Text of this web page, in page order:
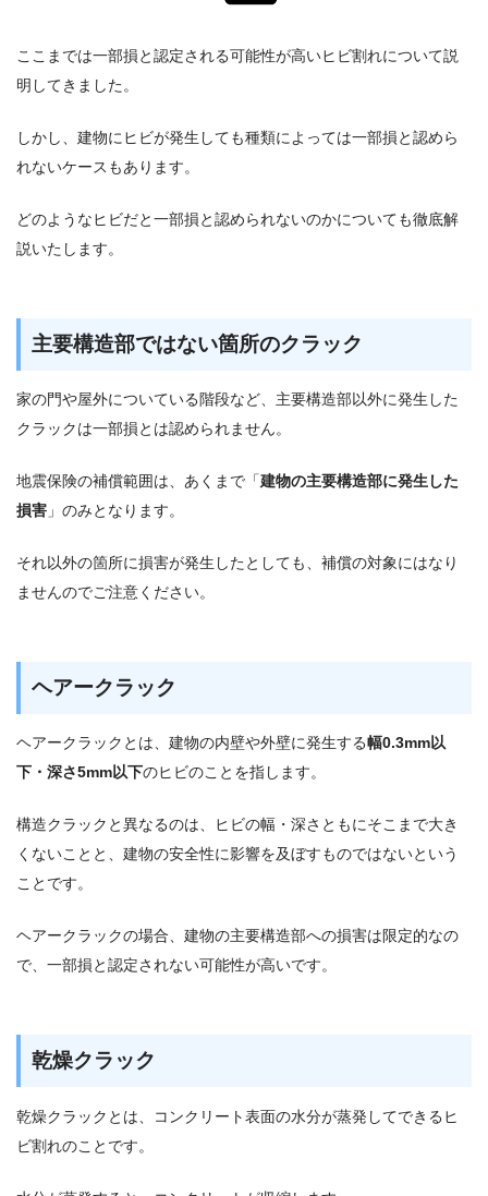
ここまでは一部損と認定される可能性が高いヒビ割れについて説
明してきました。
しかし、建物にヒビが発生しても種類によっては一部損と認めら
れないケースもあります。
どのようなヒビだと一部損と認められないのかについても徹底解
説いたします。
主要構造部ではない箇所のクラック
家の門や屋外についている階段など、主要構造部以外に発生した
クラックは一部損とは認められません。
地震保険の補償範囲は、あくまで「建物の主要構造部に発生した
損害 」のみとなります。
それ以外の箇所に損害が発生したとしても、補償の対象にはなり
ませんのでご注意ください。
ヘアークラック
ヘアークラックとは、建物の内壁や外壁に発生する幅0.3mm以
下・深さ5mm以下のヒビのことを指します。
構造クラックと異なるのは、ヒビの幅・深さともにそこまで大き
くないことと、建物の安全性に影響を及ぼすものではないという
ことです。
ヘアークラックの場合、建物の主要構造部への損害は限定的なの
で、一部損と認定されない可能性が高いです。
乾燥クラック
乾燥クラックとは、コンクリート表面の水分が蒸発してできるヒ
ビ割れのことです。